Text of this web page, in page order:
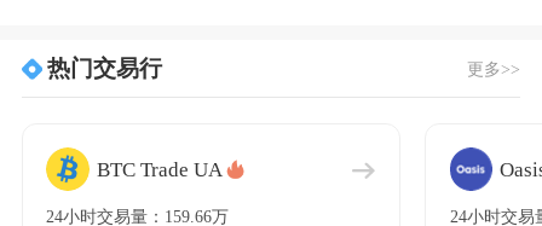
热门交易行 更多>>
BTC Trade UA
24小时交易量：159.66万 24小时交易